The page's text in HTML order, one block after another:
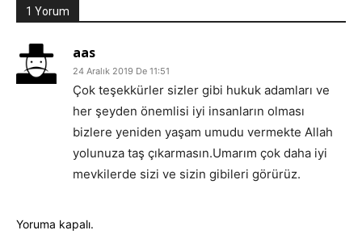
1 Yorum
aas
24 Aralık 2019 De 11:51
Çok teşekkürler sizler gibi hukuk adamları ve
her şeyden önemlisi iyi insanların olması
bizlere yeniden yaşam umudu vermekte Allah
yolunuza taş çıkarmasın.Umarım çok daha iyi
mevkilerde sizi ve sizin gibileri görürüz.
Yoruma kapalı.